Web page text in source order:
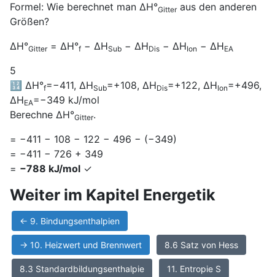
Formel: Wie berechnet man ΔH°Gitteraus den anderen
Größen?
ΔH°Gitter= ΔH°f − ΔHSub − ΔHDis − ΔHIon − ΔHEA
5
🔢 ΔH°f=−411, ΔHSub=+108, ΔHDis=+122, ΔHIon=+496,
ΔHEA=−349 kJ/mol
Berechne ΔH°Gitter.
= −411 − 108 − 122 − 496 − (−349)
= −411 − 726 + 349
= −788 kJ/mol ✓
Weiter im Kapitel Energetik
← 9. Bindungsenthalpien
→ 10. Heizwert und Brennwert 8.6 Satz von Hess
8.3 Standardbildungsenthalpie 11. Entropie S